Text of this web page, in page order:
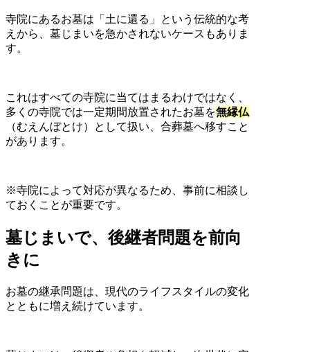
寺院にあるお墓は「土に還る」という伝統的な考
えから、墓じまいを急かされないケースもありま
す。
これはすべての寺院に当てはまるわけではなく、
多くの寺院では一定期間放置されたお墓を無縁仏
（むえんぼとけ）として扱い、合葬墓へ移すこと
があります。
※寺院によって対応が異なるため、事前に相談し
ておくことが重要です。
墓じまいで、後継者問題を前向
きに
お墓の継承問題は、現代のライフスタイルの変化
とともに増え続けています。